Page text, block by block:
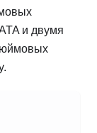
и двумя